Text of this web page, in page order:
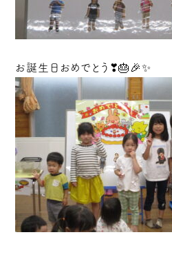
お誕生日おめでとう❣🎂🎉✨